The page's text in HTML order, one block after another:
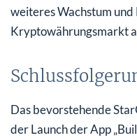
weiteres Wachstum und
Kryptowährungsmarkt
Das bevorstehende
der Launch der App